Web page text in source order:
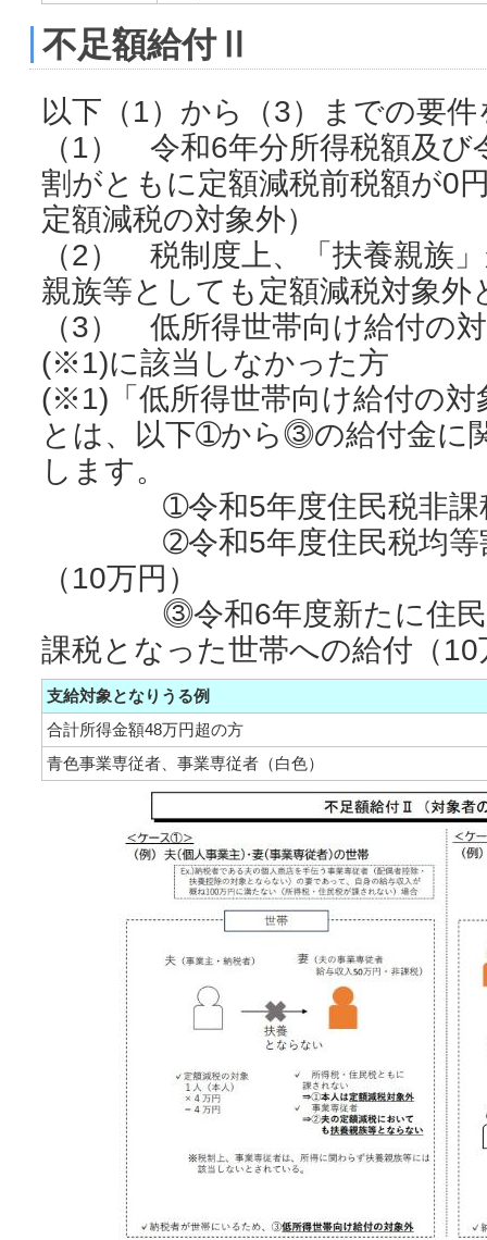
不足額給付Ⅱ
以下（1）から（3）までの要
（1） 令和6年分所得税額及び
割がともに定額減税前税額が0
定額減税の対象外）
（2） 税制度上、「扶養親族
親族等としても定額減税対象外
（3） 低所得世帯向け給付の
(※1)に該当しなかった方
(※1)「低所得世帯向け給付の対
とは、以下➀から⓷の給付金に
します。
➀令和5年度住民税非課税
➁令和5年度住民税均等割
（10万円）
⓷令和6年度新たに住民税
課税となった世帯への給付（10
支給対象となりうる例
合計所得金額48万円超の方
青色事業専従者、事業専従者（白色）